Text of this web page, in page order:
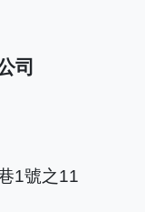
司
1號之11